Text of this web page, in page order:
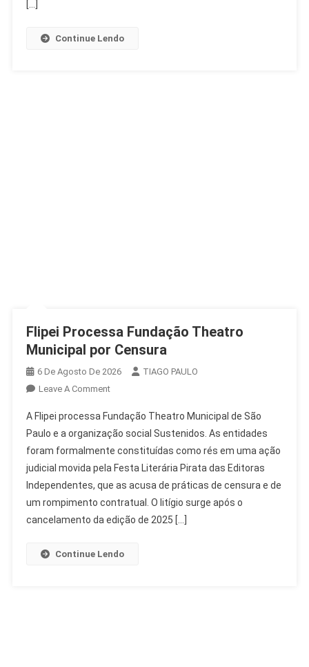
[…]
Continue Lendo
Flipei Processa Fundação Theatro
Municipal por Censura
6 De Agosto De 2026
TIAGO PAULO
Leave A CommentOn
Processa
Fundação
Theatro
Municipal
Por
Censura
A Flipei processa Fundação Theatro Municipal de São
Paulo e a organização social Sustenidos. As entidades
foram formalmente constituídas como rés em uma ação
judicial movida pela Festa Literária Pirata das Editoras
Independentes, que as acusa de práticas de censura e de
um rompimento contratual. O litígio surge após o
cancelamento da edição de 2025 […]
Continue Lendo